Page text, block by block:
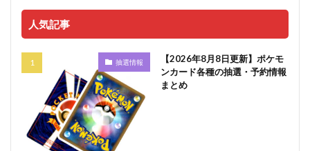
人気記事
抽選情報
【2026年8月8日更新】ポケモ
ンカード各種の抽選・予約情報
まとめ